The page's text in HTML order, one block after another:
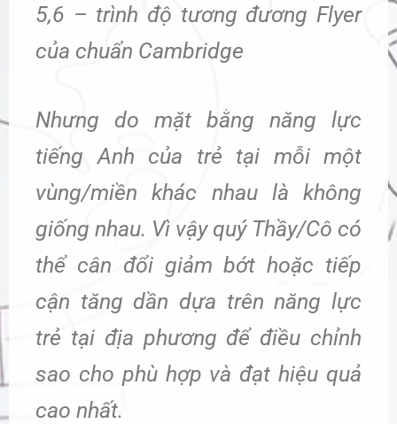
5,6 – trình độ tương đương Flyer
của chuẩn Cambridge
Nhưng do mặt bằng năng lực
tiếng Anh của trẻ tại mỗi một
vùng/miền khác nhau là không
giống nhau. Vì vậy quý Thầy/Cô có
thể cân đổi giảm bớt hoặc tiếp
cận tăng dần dựa trên năng lực
trẻ tại địa phương để điều chỉnh
sao cho phù hợp và đạt hiệu quả
cao nhất.